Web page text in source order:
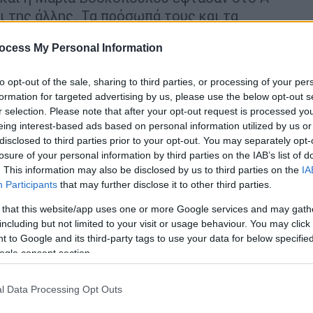
My Personal Information
opt-out of the sale, sharing to third parties, or processing of your
for targeted advertising by us, please use the below opt-out
selection. Please note that after your opt-out request is processed
interest-based ads based on personal information utilized by us
to third parties prior to your opt-out. You may separately
of your personal information by third parties on the IAB’s list of
This information may also be disclosed by us to third parties on the
Participants that may further disclose it to other third parties.
that this website/app uses one or more Google services and may
but not limited to your visit or usage behaviour. You may
to Google and its third-party tags to use your data for below
consent section.
Data Processing Opt Outs
της άλλης. Τα πρόσωπά τους και τα
τον αφόρητο πόνο που ένιωθαν για
που για εκείνους όμως ήταν ο δικός
τον προσωπικό της λογαριασμό στο
στην κηδεία, να τηρήσουν όλους τους
κορονοϊού .
Οι κληρονόμοι της περιουσίας
κόρη του Μαρία μετά τον θάνατό του